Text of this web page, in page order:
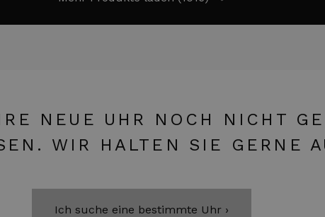
NEUE UHR NOCH NICHT
WIR HALTEN SIE GERNE
Ich suche eine bestimmte Uhr ›